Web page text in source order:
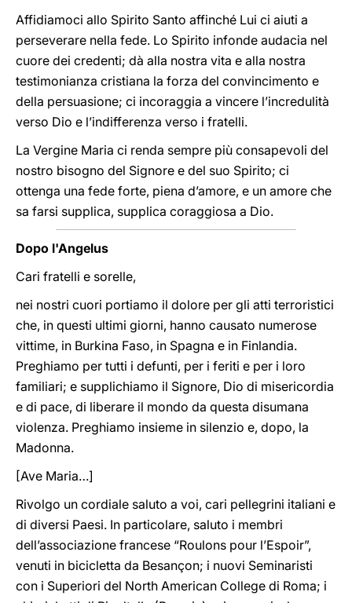
Affidiamoci allo Spirito Santo affinché Lui ci aiuti a
perseverare nella fede. Lo Spirito infonde audacia nel
cuore dei credenti; dà alla nostra vita e alla nostra
testimonianza cristiana la forza del convincimento e
della persuasione; ci incoraggia a vincere l’incredulità
verso Dio e l’indifferenza verso i fratelli.
La Vergine Maria ci renda sempre più consapevoli del
nostro bisogno del Signore e del suo Spirito; ci
ottenga una fede forte, piena d’amore, e un amore che
sa farsi supplica, supplica coraggiosa a Dio.
Dopo l'Angelus
Cari fratelli e sorelle,
nei nostri cuori portiamo il dolore per gli atti terroristici
che, in questi ultimi giorni, hanno causato numerose
vittime, in Burkina Faso, in Spagna e in Finlandia.
Preghiamo per tutti i defunti, per i feriti e per i loro
familiari; e supplichiamo il Signore, Dio di misericordia
e di pace, di liberare il mondo da questa disumana
violenza. Preghiamo insieme in silenzio e, dopo, la
Madonna.
[Ave Maria…]
Rivolgo un cordiale saluto a voi, cari pellegrini italiani e
di diversi Paesi. In particolare, saluto i membri
dell’associazione francese “Roulons pour l’Espoir”,
venuti in bicicletta da Besançon; i nuovi Seminaristi
con i Superiori del North American College di Roma; i